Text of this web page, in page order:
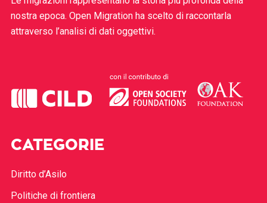
nostra epoca. Open Migration ha scelto di raccontarla
attraverso l’analisi di dati oggettivi.
CATEGORIE
Diritto d’Asilo
Politiche di frontiera